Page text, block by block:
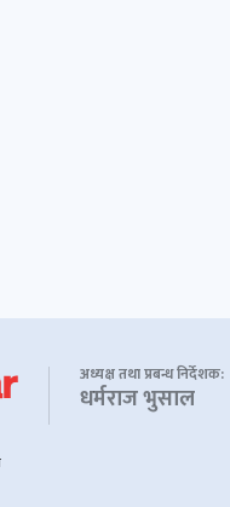
अध्यक्ष तथा प्रबन्ध निर्देशक:
धर्मराज भुसाल